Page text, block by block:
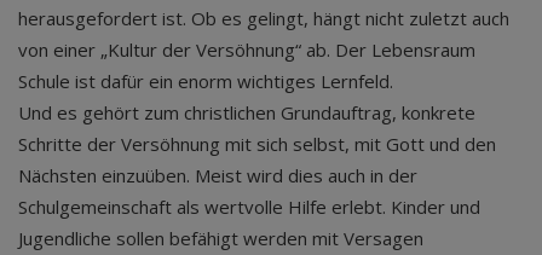
herausgefordert ist. Ob es gelingt, hängt nicht zuletzt auch
von einer „Kultur der Versöhnung“ ab. Der Lebensraum
Schule ist dafür ein enorm wichtiges Lernfeld.
Und es gehört zum christlichen Grundauftrag, konkrete
Schritte der Versöhnung mit sich selbst, mit Gott und den
Nächsten einzuüben. Meist wird dies auch in der
Schulgemeinschaft als wertvolle Hilfe erlebt. Kinder und
Jugendliche sollen befähigt werden mit Versagen